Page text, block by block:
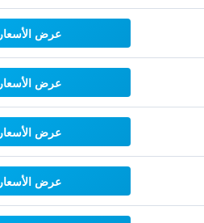
عرض الأسعار
عرض الأسعار
عرض الأسعار
عرض الأسعار